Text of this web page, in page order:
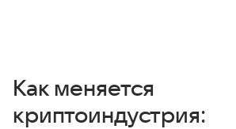
Как меняется
криптоиндустрия: